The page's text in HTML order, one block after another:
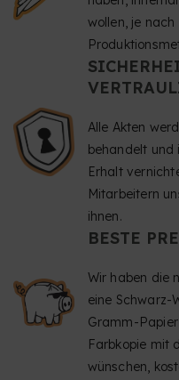
wollen, je
Alle Akten
behandelt und
Erhalt
Mitarbeitern
ihnen.
BESTE
Wir haben die
eine Schwarz-
Gramm-
Farbkopie mit
wünschen,